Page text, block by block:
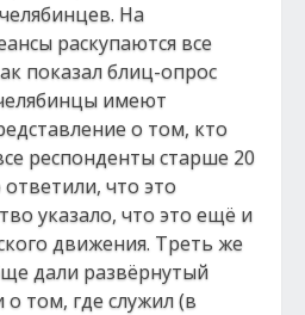
На
раскупаются все
показал блиц-опрос
имеют
о том, кто
респонденты старше 20
что это
указало, что это ещё и
движения. Треть же
дали развёрнутый
том, где служил (в